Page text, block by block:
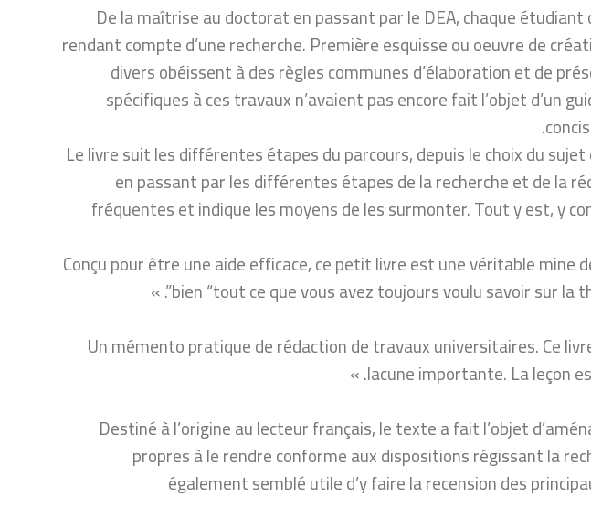
De la maîtrise au doctorat en passant par le DEA, chaque
rendant compte d’une recherche. Première esquisse ou oeuvre de
divers obéissent à des règles communes d’élaboration et de
spécifiques à ces travaux n’avaient pas encore fait l’objet d’un
« Le livre suit les différentes étapes du parcours, depuis le choix du
en passant par les différentes étapes de la recherche et de la
fréquentes et indique les moyens de les surmonter. Tout y est, y
Conçu pour être une aide efficace, ce petit livre est une véritable mine
bien “tout ce que vous avez toujours voulu savoir sur la
« Un mémento pratique de rédaction de travaux universitaires. Ce
lacune importante. La leçon
Destiné à l’origine au lecteur français, le texte a fait l’objet
propres à le rendre conforme aux dispositions régissant la
également semblé utile d’y faire la recension des